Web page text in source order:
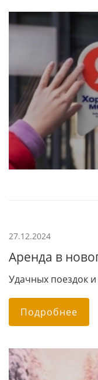
27.12.2024
Аренда в
Удачных поездок и
Подробнее